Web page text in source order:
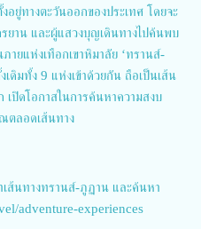
อยู่ทางตะวันออกของประเทศ โดยจะ
ยาน และผู้แสวงบุญเดินทางไปค้นพบ
ายแห่งเทือกเขาหิมาลัย ‘ทรานส์-
เดิมทั้ง 9 แห่งเข้าด้วยกัน ถือเป็นเส้น
ปิดโอกาสในการค้นหาความสงบ
ตลอดเส้นทาง
เส้นทางทรานส์-ภูฏาน และค้นหา
adventure-experiences